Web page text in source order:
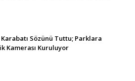
Karabatı Sözünü Tuttu; Parklara
Kamerası Kuruluyor